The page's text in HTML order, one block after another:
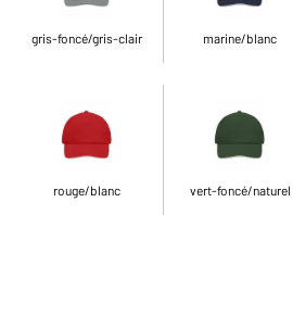
gris-foncé/gris-clair marine/blanc
rouge/blanc vert-foncé/naturel